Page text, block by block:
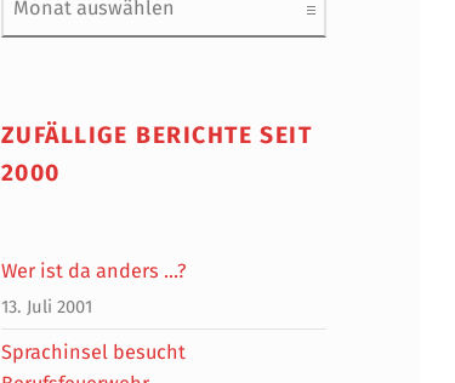
ZUFÄLLIGE BERICHTE SEIT
2000
Wer ist da anders …?
13. Juli 2001
Sprachinsel besucht